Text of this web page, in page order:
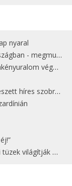
nyaral
a 15 legjobbat
végét jelentette
másolatát
meg Zugspitzét